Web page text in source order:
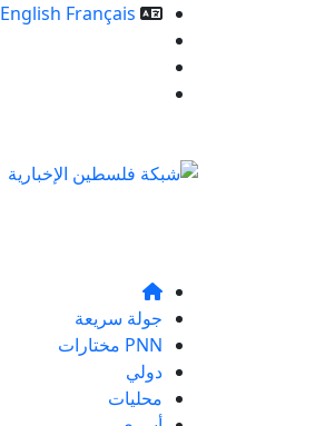
English Français
جولة سريعة
PNN مختارات
دولي
محليات